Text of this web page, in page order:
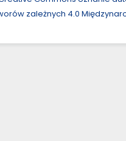
zależnych 4.0